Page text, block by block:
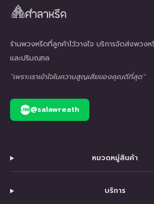
ร้านพวงหรีดที่ลูกค้าไว้วางใจ บริการจัดส่งพวง
และปริมณฑล
"เพราะเราเข้าใจในความสูญเสียของคุณดีที่สุด"
LINE@salawreath
หมวดหมู่สินค้า
บริการ